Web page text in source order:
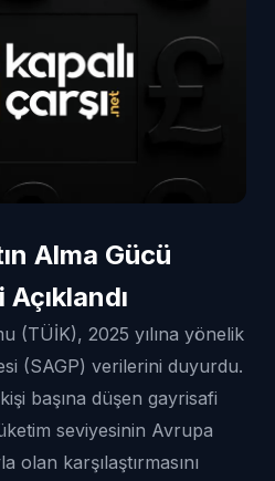
Alma Gücü
(TÜİK), 2025 yılına yönelik
(SAGP) verilerini duyurdu.
başına düşen gayrisafi
seviyesinin Avrupa
olan karşılaştırmasını